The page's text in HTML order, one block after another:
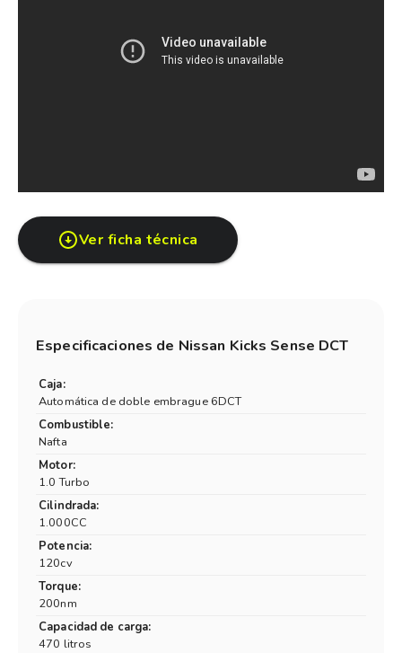
Ver ficha técnica
Especificaciones de Nissan Kicks Sense DCT
Caja:
Automática de doble embrague 6DCT
Combustible:
Nafta
Motor:
1.0 Turbo
Cilindrada:
1.000CC
Potencia:
120cv
Torque:
200nm
Capacidad de carga:
470 litros